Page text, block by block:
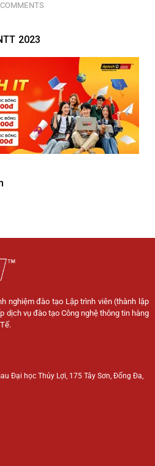
2023
nghiệm đào tạo Lập trình viên (thành lập
dịch vụ đào tạo Công nghệ thông tin hàng
Đại học Thủy Lợi, 175 Tây Sơn, Đống Đa,